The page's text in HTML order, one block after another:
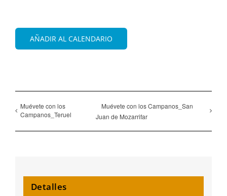
AÑADIR AL CALENDARIO
Muévete con los
Campanos_Teruel
Muévete con los Campanos_San
Juan de Mozarrifar
Detalles